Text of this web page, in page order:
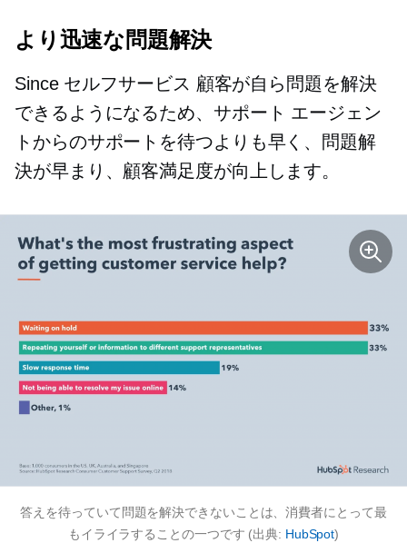
より迅速な問題解決
Since セルフサービス 顧客が自ら問題を解決
できるようになるため、サポート エージェン
トからのサポートを待つよりも早く、問題解
決が早まり、顧客満足度が向上します。
答えを待っていて問題を解決できないことは、消費者にとって最
もイライラすることの一つです (出典: HubSpot)